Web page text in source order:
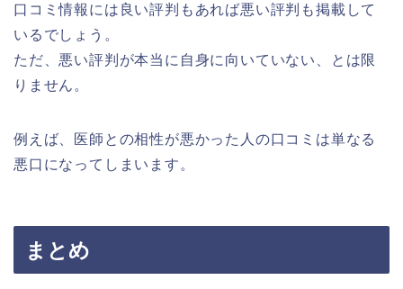
口コミ情報には良い評判もあれば悪い評判も掲載して
いるでしょう。
ただ、悪い評判が本当に自身に向いていない、とは限
りません。
例えば、医師との相性が悪かった人の口コミは単なる
悪口になってしまいます。
まとめ